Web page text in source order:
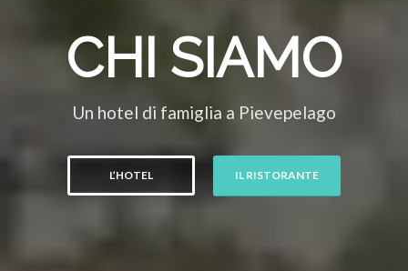
CHI SIAMO
Un hotel di famiglia a Pievepelago
L’HOTEL IL RISTORANTE